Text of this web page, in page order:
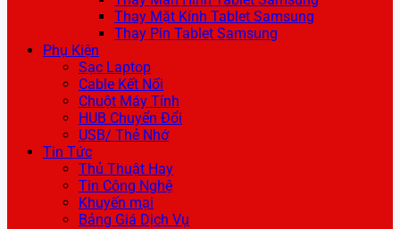
Thay Mặt Kính Tablet Samsung
Thay Pin Tablet Samsung
Phụ Kiện
Sạc Laptop
Cable Kết Nối
Chuột Máy Tính
HUB Chuyển Đổi
USB/ Thẻ Nhớ
Tin Tức
Thủ Thuật Hay
Tin Công Nghệ
Khuyến mại
Bảng Giá Dịch Vụ